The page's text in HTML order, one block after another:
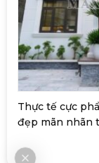
Thực tế cực
đẹp mãn nhãn